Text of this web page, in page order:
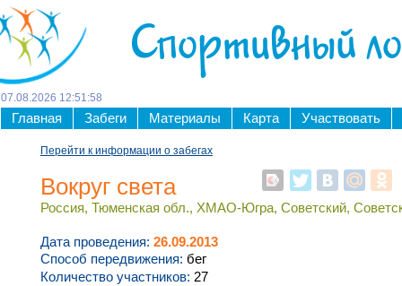
Спортивный
07 08 2026 12:51 :58
Главная Забеги Материалы Карта Участвовать
Перейти к информации о забегах
Вокруг света
Россия, Тюменская обл., ХМАО-Югра, Советский,
Дата проведения: 26.09.2013
Способ передвижения: бег
Количество участников: 27